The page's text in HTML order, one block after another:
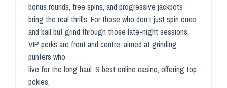
bonus rounds, free spins, and progressive jackpots
bring the real thrills. For those who don’t just spin once
and bail but grind through those late-night sessions,
VIP perks are front and centre, aimed at grinding
punters who
live for the long haul. S best online casino, offering top
pokies,